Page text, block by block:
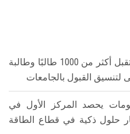
معامل التنسيق الإلكتروني تستقبل أكثر من 1000 طالبًا وطالبة
لتنسيق القبول بالجامعات
يحصد المركز الأول في
حلول ذكية في قطاع الطاقة